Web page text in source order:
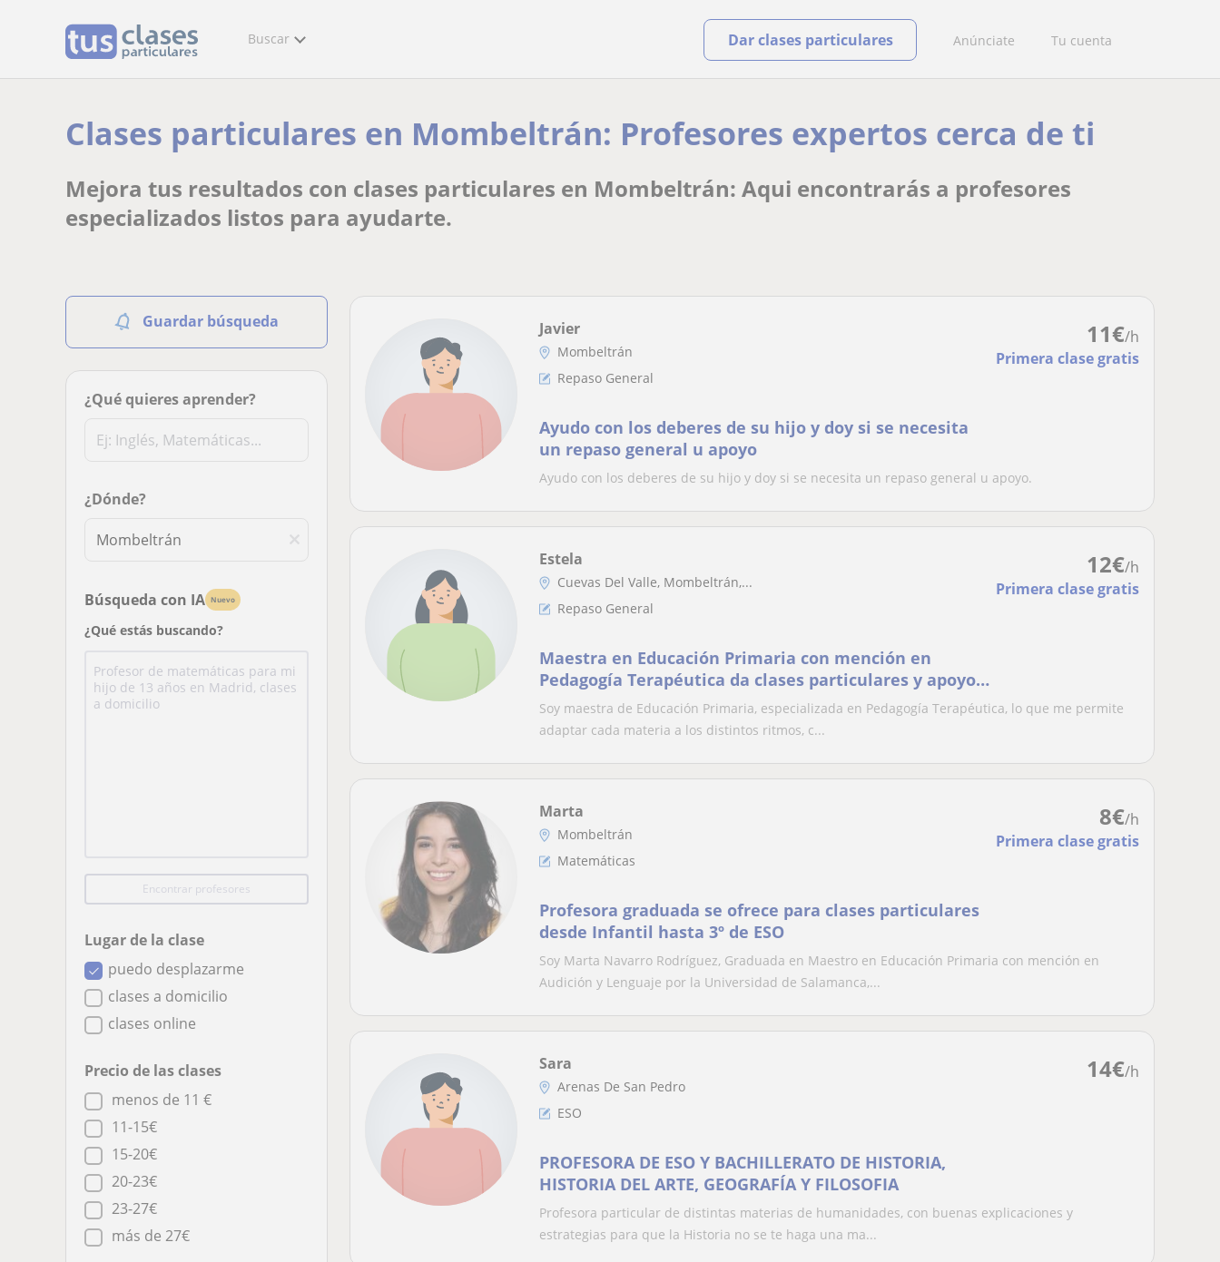
Buscar Anúnciate Tu cuenta
Dar clases particulares
Clases particulares en Mombeltrán: Profesores expertos cerca de ti
Mejora tus resultados con clases particulares en Mombeltrán: Aqui encontrarás a profesores
especializados listos para ayudarte.
Guardar búsqueda
¿Qué quieres aprender?
¿Dónde?
Búsqueda con IA Nuevo
¿Qué estás buscando?
Encontrar profesores
Lugar de la clase
puedo desplazarme
clases a domicilio
clases online
Precio de las clases
menos de 11 €
11-15€
15-20€
20-23€
23-27€
más de 27€
11€/h
Primera clase gratis
Javier
Mombeltrán
Repaso General
Ayudo con los deberes de su hijo y doy si se necesita
un repaso general u apoyo
Ayudo con los deberes de su hijo y doy si se necesita un repaso general u apoyo.
12€/h
Primera clase gratis
Estela
Cuevas Del Valle, Mombeltrán,...
Repaso General
Maestra en Educación Primaria con mención en
Pedagogía Terapéutica da clases particulares y apoyo
escolar a diferentes niveles.
Soy maestra de Educación Primaria, especializada en Pedagogía Terapéutica, lo que me permite
adaptar cada materia a los distintos ritmos, c...
8€/h
Primera clase gratis
Marta
Mombeltrán
Matemáticas
Profesora graduada se ofrece para clases particulares
desde Infantil hasta 3º de ESO
Soy Marta Navarro Rodríguez, Graduada en Maestro en Educación Primaria con mención en
Audición y Lenguaje por la Universidad de Salamanca,...
14€/h
Sara
Arenas De San Pedro
ESO
PROFESORA DE ESO Y BACHILLERATO DE HISTORIA,
HISTORIA DEL ARTE, GEOGRAFÍA Y FILOSOFIA
Profesora particular de distintas materias de humanidades, con buenas explicaciones y
estrategias para que la Historia no se te haga una ma...